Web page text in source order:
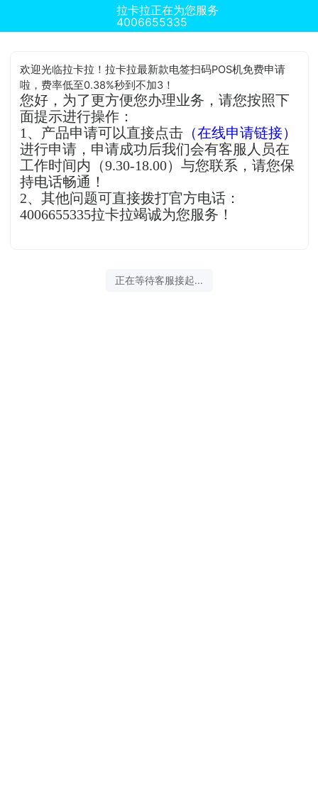
拉卡拉正在为您服务
4006655335
欢迎光临拉卡拉！拉卡拉最新款电签扫码POS机免费申请
啦，费率低至0.38%秒到不加3！
您好，为了更方便您办理业务，请您按照下
面提示进行操作：
1、产品申请可以直接点击 （在线申请链接）
进行申请，申请成功后我们会有客服人员在
工作时间内（9.30-18.00）与您联系，请您保
持电话畅通！
2、其他问题可直接拨打官方电话：
4006655335拉卡拉竭诚为您服务！
正在等待客服接起...